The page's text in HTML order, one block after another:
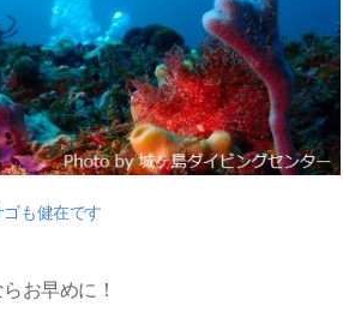
ゴも健在です
らお早めに！